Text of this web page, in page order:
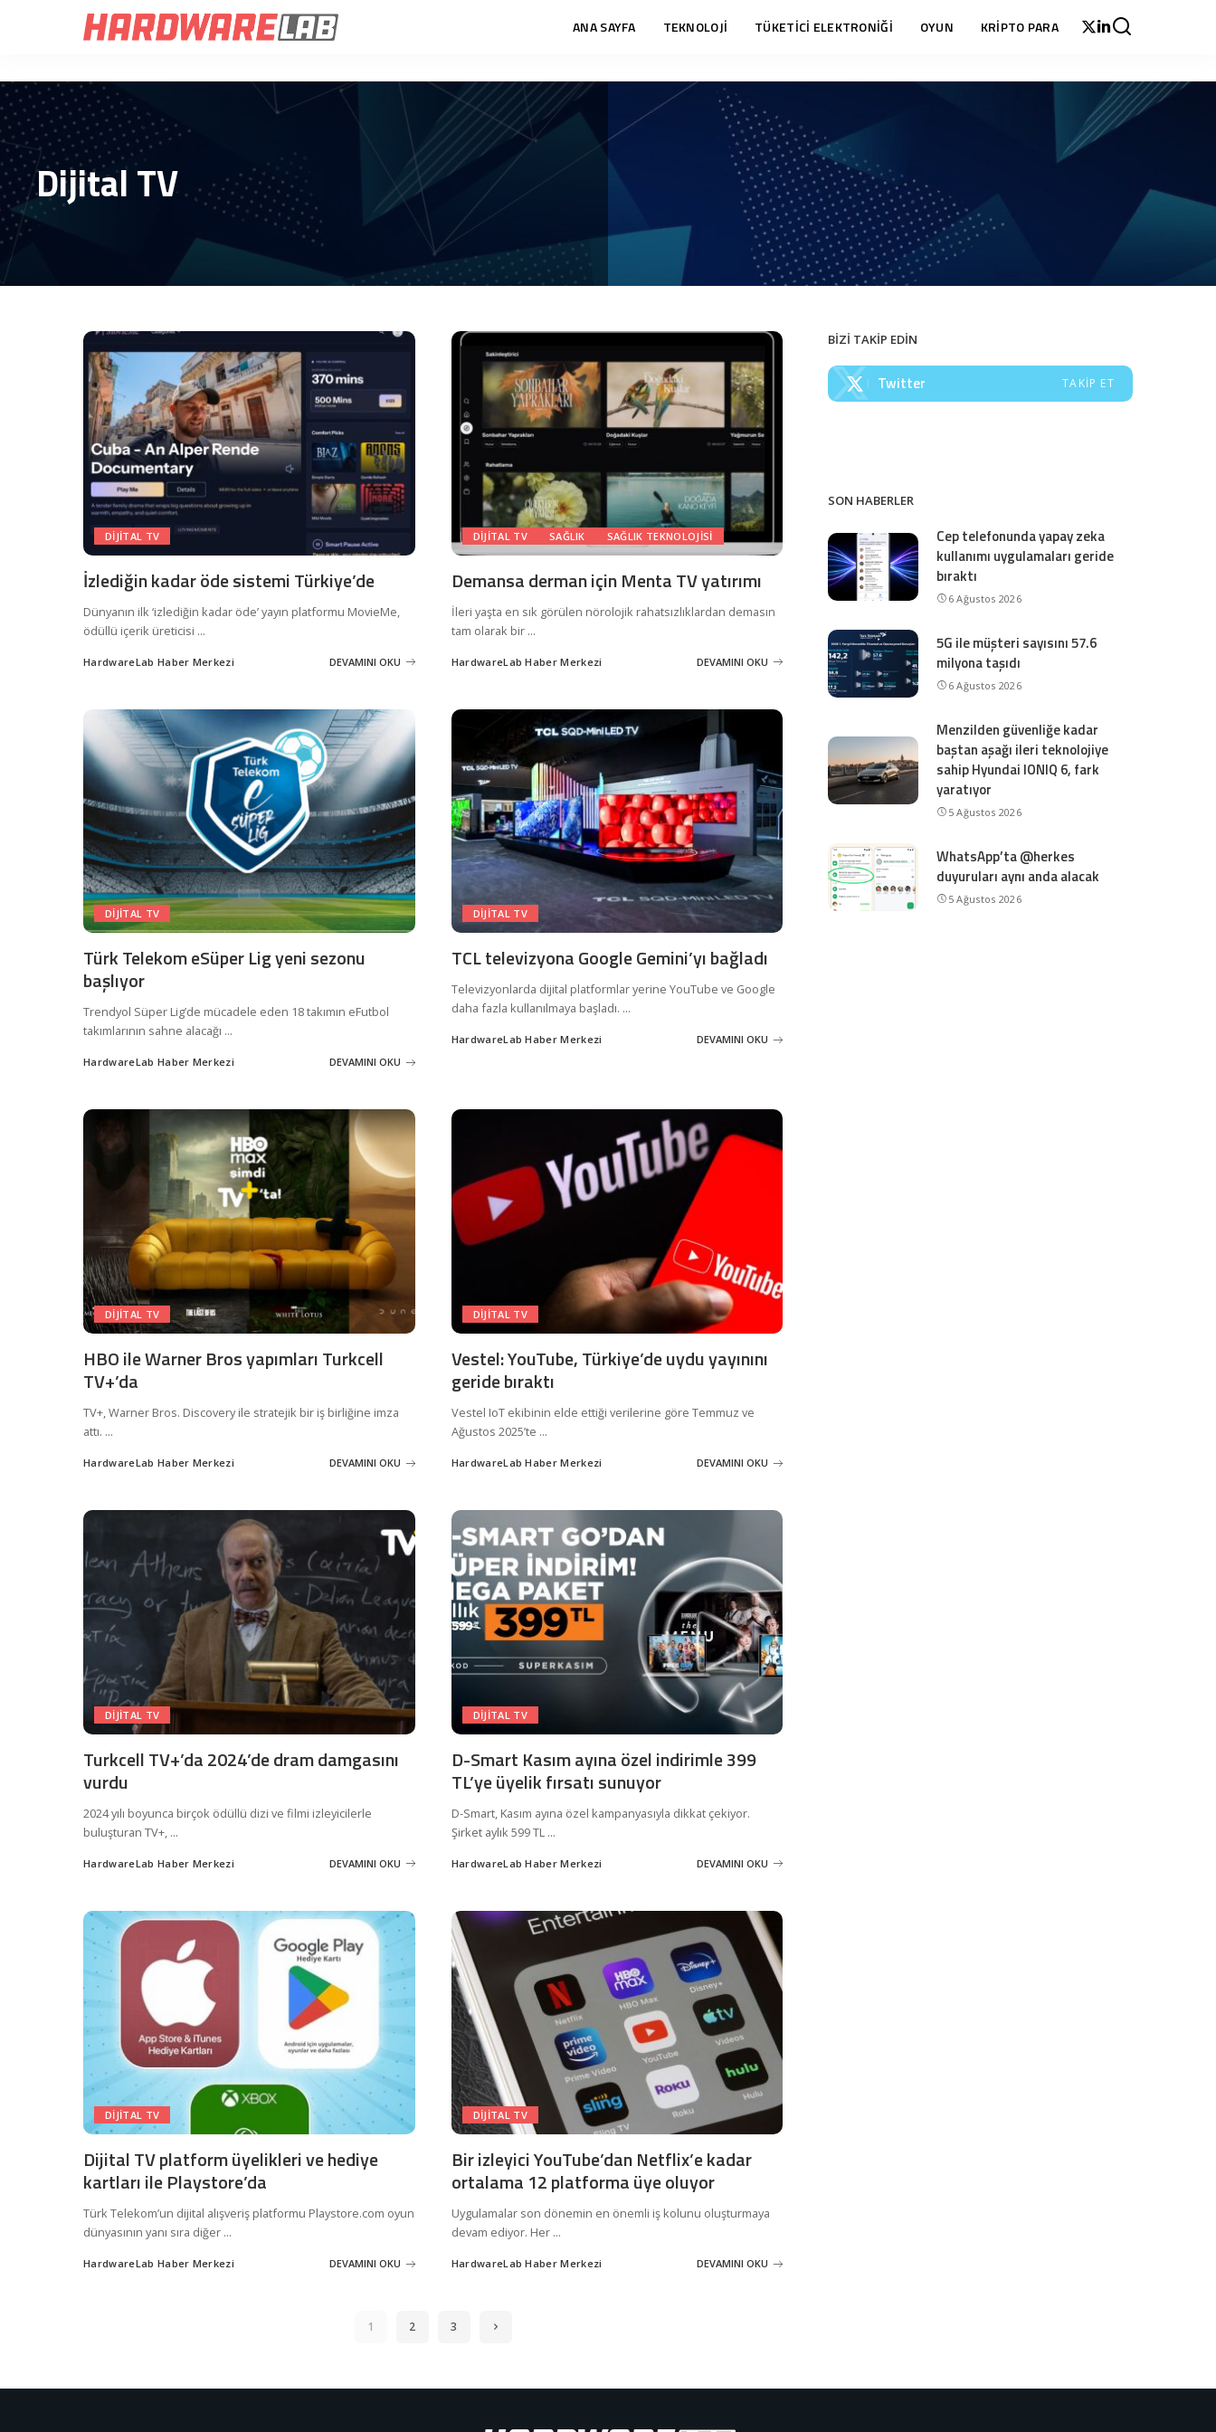
ANA SAYFA TEKNOLOJİ TÜKETİCİ ELEKTRONİĞİ OYUN KRİPTO PARA
Dijital TV
DIJITAL TV
İzlediğin kadar öde sistemi Türkiye’de
Dünyanın ilk ‘izlediğin kadar öde’ yayın platformu MovieMe,
ödüllü içerik üreticisi ...
Posted
HardwareLab Haber Merkezi DEVAMINI OKU
DIJITAL TV SAĞLIK SAĞLIK TEKNOLOJISI
Demansa derman için Menta TV yatırımı
İleri yaşta en sık görülen nörolojik rahatsızlıklardan demasın
tam olarak bir ...
Posted
HardwareLab Haber Merkezi DEVAMINI OKU
DIJITAL TV
Türk Telekom eSüper Lig yeni sezonu
başlıyor
Trendyol Süper Lig’de mücadele eden 18 takımın eFutbol
takımlarının sahne alacağı ...
Posted
HardwareLab Haber Merkezi DEVAMINI OKU
DIJITAL TV
TCL televizyona Google Gemini’yı bağladı
Televizyonlarda dijital platformlar yerine YouTube ve Google
daha fazla kullanılmaya başladı. ...
Posted
HardwareLab Haber Merkezi DEVAMINI OKU
DIJITAL TV
HBO ile Warner Bros yapımları Turkcell
TV+’da
TV+, Warner Bros. Discovery ile stratejik bir iş birliğine imza
attı. ...
Posted
HardwareLab Haber Merkezi DEVAMINI OKU
DIJITAL TV
Vestel: YouTube, Türkiye’de uydu yayınını
geride bıraktı
Vestel IoT ekibinin elde ettiği verilerine göre Temmuz ve
Ağustos 2025’te ...
Posted
HardwareLab Haber Merkezi DEVAMINI OKU
DIJITAL TV
Turkcell TV+’da 2024’de dram damgasını
vurdu
2024 yılı boyunca birçok ödüllü dizi ve filmi izleyicilerle
buluşturan TV+, ...
Posted
HardwareLab Haber Merkezi DEVAMINI OKU
DIJITAL TV
D-Smart Kasım ayına özel indirimle 399
TL’ye üyelik fırsatı sunuyor
D-Smart, Kasım ayına özel kampanyasıyla dikkat çekiyor.
Şirket aylık 599 TL ...
Posted
HardwareLab Haber Merkezi DEVAMINI OKU
DIJITAL TV
Dijital TV platform üyelikleri ve hediye
kartları ile Playstore’da
Türk Telekom’un dijital alışveriş platformu Playstore.com oyun
dünyasının yanı sıra diğer ...
Posted
HardwareLab Haber Merkezi DEVAMINI OKU
DIJITAL TV
Bir izleyici YouTube’dan Netflix’e kadar
ortalama 12 platforma üye oluyor
Uygulamalar son dönemin en önemli iş kolunu oluşturmaya
devam ediyor. Her ...
Posted
HardwareLab Haber Merkezi DEVAMINI OKU
1 2 3
BİZİ TAKİP EDİN
Twitter TAKIP ET
SON HABERLER
Cep telefonunda yapay zeka
kullanımı uygulamaları geride
bıraktı
6 Ağustos 2026
5G ile müşteri sayısını 57.6
milyona taşıdı
6 Ağustos 2026
Menzilden güvenliğe kadar
baştan aşağı ileri teknolojiye
sahip Hyundai IONIQ 6, fark
yaratıyor
5 Ağustos 2026
WhatsApp’ta @herkes
duyuruları aynı anda alacak
5 Ağustos 2026